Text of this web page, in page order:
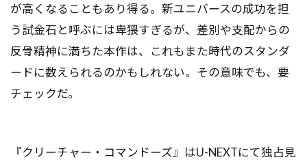
が高くなることもあり得る。新ユニバースの成功を担
う試金石と呼ぶには卑猥すぎるが、差別や支配からの
反骨精神に満ちた本作は、これもまた時代のスタンダ
ードに数えられるのかもしれない。その意味でも、要
チェックだ。
『クリーチャー・コマンドーズ』はU-NEXTにて独占見